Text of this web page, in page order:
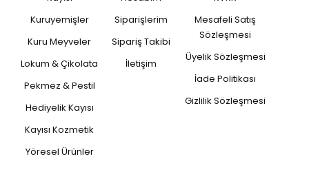
Kuruyemişler
Kuru Meyveler
Lokum & Çikolata
Pekmez & Pestil
Hediyelik Kayısı
Kayısı Kozmetik
Yöresel Ürünler
Siparişlerim
Sipariş Takibi
İletişim
Mesafeli Satış
Sözleşmesi
Üyelik Sözleşmesi
İade Politikası
Gizlilik Sözleşmesi